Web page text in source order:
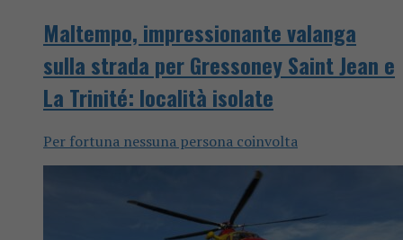
Maltempo, impressionante valanga
sulla strada per Gressoney Saint Jean e
La Trinité: località isolate
Per fortuna nessuna persona coinvolta